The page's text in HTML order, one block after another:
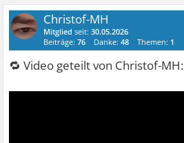
Christof-MH
Mitglied seit:30.05.2026
Beiträge:76 Danke:48 Themen: 1
🔁 Video geteilt von Christof-MH: